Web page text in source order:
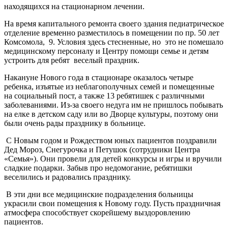
находящихся на стационарном лечении.
На время капитального ремонта своего здания педиатрическое
отделение временно разместилось в помещении по пр. 50 лет
Комсомола, 9. Условия здесь стесненные, но это не помешало
медицинскому персоналу и Центру помощи семье и детям
устроить для ребят веселый праздник.
Накануне Нового года в стационаре оказалось четыре
ребенка, изъятые из неблагополучных семей и помещенные
на социальный пост, а также 13 ребятишек с различными
заболеваниями. Из-за своего недуга им не пришлось побывать
на елке в детском саду или во Дворце культуры, поэтому они
были очень рады празднику в больнице.
С Новым годом и Рождеством юных пациентов поздравили
Дед Мороз, Снегурочка и Петушок (сотрудники Центра
«Семья»). Они провели для детей конкурсы и игры и вручили
сладкие подарки. Забыв про недомогание, ребятишки
веселились и радовались празднику.
В эти дни все медицинские подразделения больницы
украсили свои помещения к Новому году. Пусть праздничная
атмосфера способствует скорейшему выздоровлению
пациентов.